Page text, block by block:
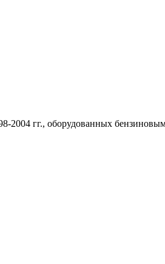
2004 гг., оборудованных